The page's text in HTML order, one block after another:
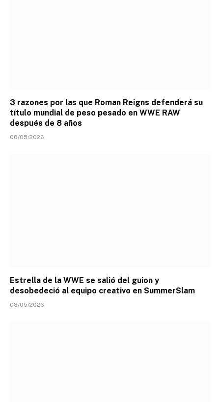
3 razones por las que Roman Reigns defenderá su
título mundial de peso pesado en WWE RAW
después de 8 años
08/05/2026
Estrella de la WWE se salió del guion y
desobedeció al equipo creativo en SummerSlam
08/05/2026